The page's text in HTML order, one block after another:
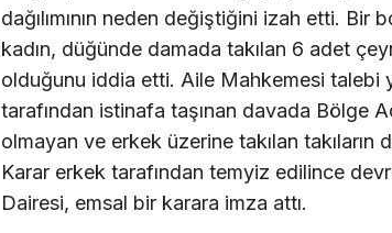
dağılımının neden değiştiğini izah etti. Bir
kadın, düğünde damada takılan 6 adet
olduğunu iddia etti. Aile Mahkemesi talebi
tarafından istinafa taşınan davada Bölge
olmayan ve erkek üzerine takılan takıların
Karar erkek tarafından temyiz edilince
Dairesi, emsal bir karara imza attı.